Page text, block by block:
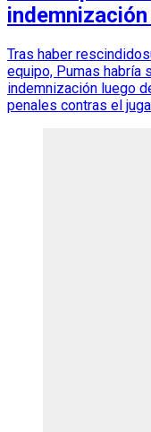
Tras haber
equipo, Pumas habría
indemnización luego
penales contras el